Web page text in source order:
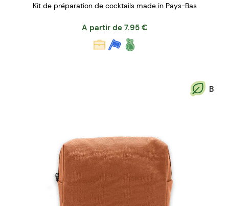
Kit de préparation de cocktails made in Pays-Bas
A partir de 7.95 €
B